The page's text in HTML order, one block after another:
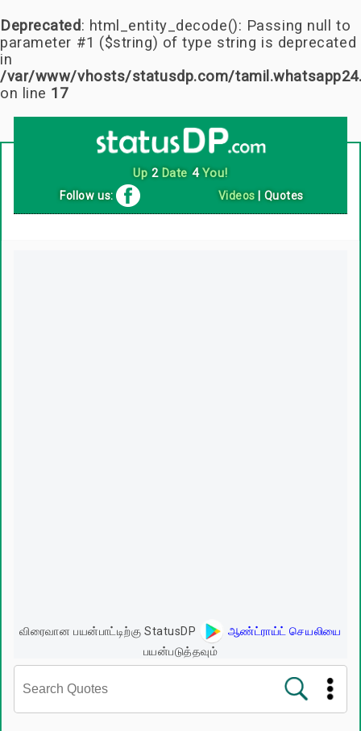
Deprecated: html_entity_decode(): Passing null to
parameter #1 ($string) of type string is deprecated
in
/var/www/vhosts/statusdp.com/
on line 17
Follow us: Videos Quotes
விரைவான பயன்பாட்டிற்கு StatusDP
ஆண்ட்ராய்ட் செயலியை
பயன்படுத்தவும்